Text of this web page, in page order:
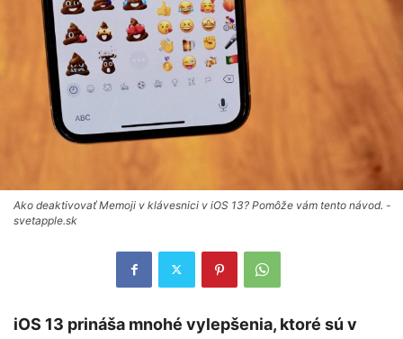
Ako deaktivovať Memoji v klávesnici v iOS 13? Pomôže vám tento návod. -
svetapple.sk
iOS 13 prináša mnohé vylepšenia, ktoré sú v